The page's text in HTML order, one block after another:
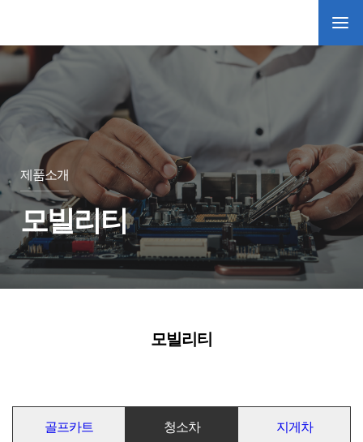
제품소개
모빌리티
모빌리티
골프카트 청소차 지게차